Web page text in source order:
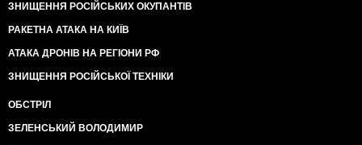
ЗНИЩЕННЯ РОСІЙСЬКИХ ОКУПАНТІВ
РАКЕТНА АТАКА НА КИЇВ
АТАКА ДРОНІВ НА РЕГІОНИ РФ
ЗНИЩЕННЯ РОСІЙСЬКОЇ ТЕХНІКИ
ОБСТРІЛ
ЗЕЛЕНСЬКИЙ ВОЛОДИМИР